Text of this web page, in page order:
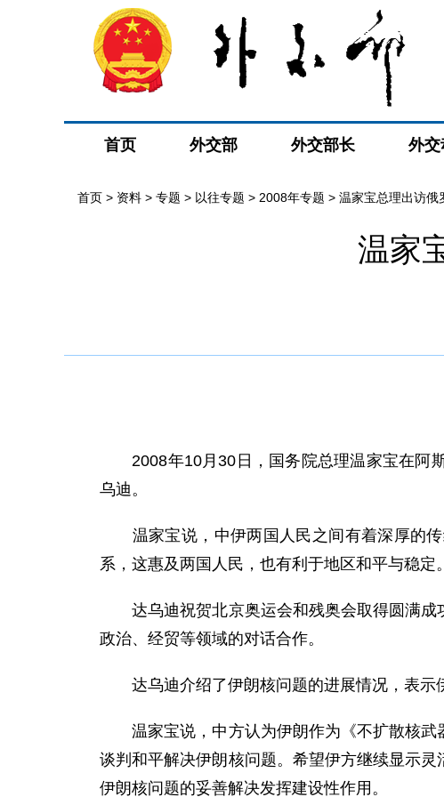
首页 外交部 外交部长 外交
首页 > 资料 > 专题 > 以往专题 > 2008年专题 > 温家宝总理出访俄
温家
2008年10月30日，国务院总理温家宝在阿斯
乌迪。
温家宝说，中伊两国人民之间有着深厚的传
系，这惠及两国人民，也有利于地区和平与稳定
达乌迪祝贺北京奥运会和残奥会取得圆满成
政治、经贸等领域的对话合作。
达乌迪介绍了伊朗核问题的进展情况，表示
温家宝说，中方认为伊朗作为《不扩散核武
谈判和平解决伊朗核问题。希望伊方继续显示
伊朗核问题的妥善解决发挥建设性作用。